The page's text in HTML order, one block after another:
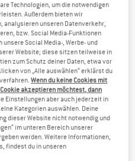
Cool-Lite Sphere III
Technologien, um die notwendigen
Außerdem bieten wir
analysieren unseren Datenverkehr,
bzw. Social Media-Funktionen
Social Media-, Werbe- und
Website; diese sitzen teilweise in
zum Schutz deiner Daten, etwa vor
von „Alle auswählen“ erklärst du
Wenn du keine Cookies mit
akzeptieren möchtest, dann
Einstellungen aber auch jederzeit in
Kategorien auswählen. Deine
dieser Website nicht notwendig und
im unteren Bereich unserer
werden. Weitere Informationen,
findest du in unseren